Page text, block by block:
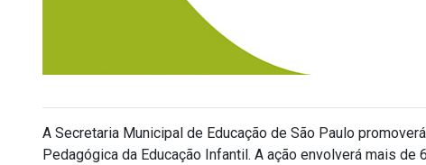
A Secretaria Municipal de Educação de São Paulo
Pedagógica da Educação Infantil. A ação envolverá mais